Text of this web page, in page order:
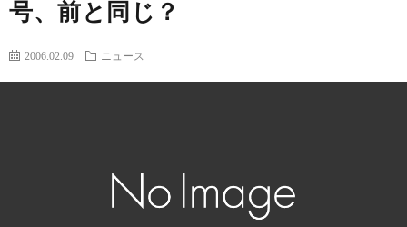
号、前と同じ？
2006.02.09 ニュース